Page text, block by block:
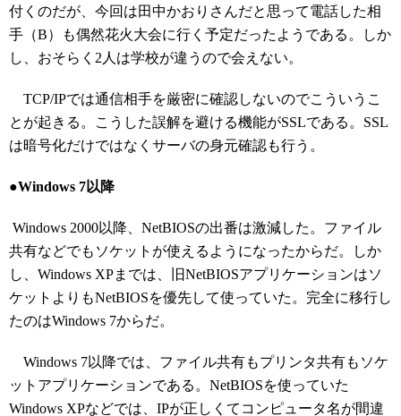
付くのだが、今回は田中かおりさんだと思って電話した相
手（B）も偶然花火大会に行く予定だったようである。しか
し、おそらく2人は学校が違うので会えない。
TCP/IPでは通信相手を厳密に確認しないのでこういうこ
とが起きる。こうした誤解を避ける機能がSSLである。SSL
は暗号化だけではなくサーバの身元確認も行う。
●Windows 7以降
Windows 2000以降、NetBIOSの出番は激減した。ファイル
共有などでもソケットが使えるようになったからだ。しか
し、Windows XPまでは、旧NetBIOSアプリケーションはソ
ケットよりもNetBIOSを優先して使っていた。完全に移行し
たのはWindows 7からだ。
Windows 7以降では、ファイル共有もプリンタ共有もソケ
ットアプリケーションである。NetBIOSを使っていた
Windows XPなどでは、IPが正しくてコンピュータ名が間違